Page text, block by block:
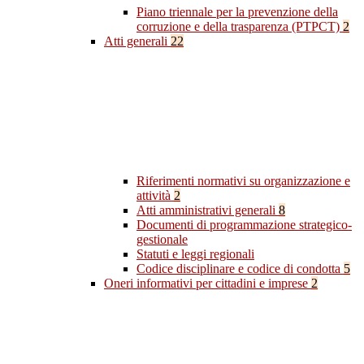
Piano triennale per la prevenzione della
corruzione e della trasparenza (PTPCT) 2
Atti generali 22
Riferimenti normativi su organizzazione e
attività 2
Atti amministrativi generali 8
Documenti di programmazione strategico-
gestionale
Statuti e leggi regionali
Codice disciplinare e codice di condotta 5
Oneri informativi per cittadini e imprese 2